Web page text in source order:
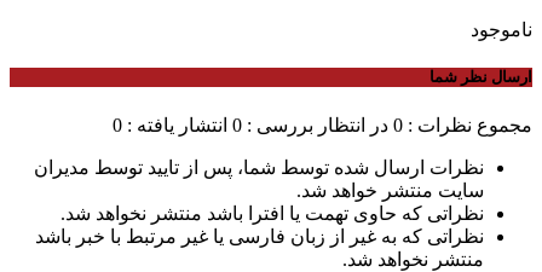
ناموجود
ارسال نظر شما
مجموع نظرات : 0 در انتظار بررسی : 0 انتشار یافته : 0
نظرات ارسال شده توسط شما، پس از تایید توسط مدیران
سایت منتشر خواهد شد.
نظراتی که حاوی تهمت یا افترا باشد منتشر نخواهد شد.
نظراتی که به غیر از زبان فارسی یا غیر مرتبط با خبر باشد
منتشر نخواهد شد.